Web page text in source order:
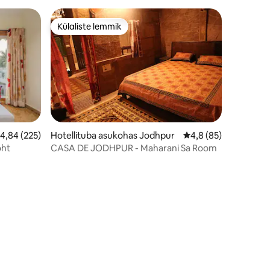
hinnang 4,84/5, 225 hinnangut
4,84 (225)
Külaliste lemmik
Külaliste lemmik
Hotellituba asukohas Jodhpur Keskmine hinnang
4,8 (85)
CASA DE JODHPUR - Maharani Sa Room